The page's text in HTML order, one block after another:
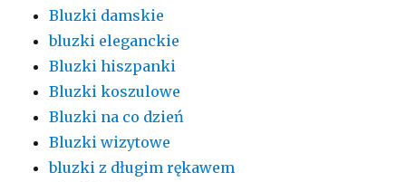
Bluzki damskie
bluzki eleganckie
Bluzki hiszpanki
Bluzki koszulowe
Bluzki na co dzień
Bluzki wizytowe
bluzki z długim rękawem